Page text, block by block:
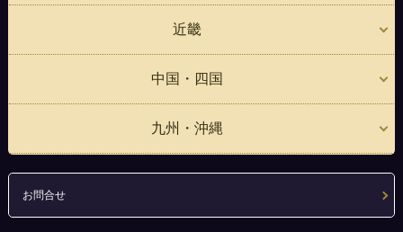
近畿
中国・四国
九州・沖縄
お問合せ